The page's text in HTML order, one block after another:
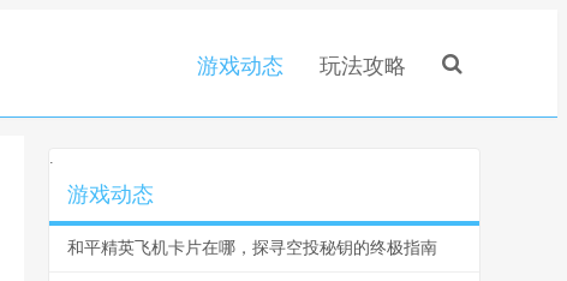
游戏动态 玩法攻略
.
游戏动态
和平精英飞机卡片在哪，探寻空投秘钥的终极指南